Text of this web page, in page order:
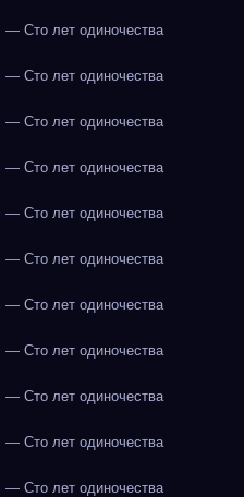
— Сто лет одиночества
— Сто лет одиночества
— Сто лет одиночества
— Сто лет одиночества
— Сто лет одиночества
— Сто лет одиночества
— Сто лет одиночества
— Сто лет одиночества
— Сто лет одиночества
— Сто лет одиночества
— Сто лет одиночества